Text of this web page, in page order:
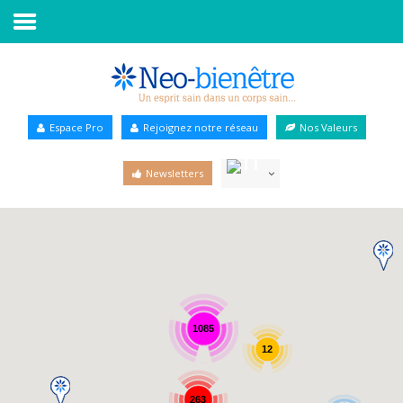
Annuaire Bien-être
Espace Pro Rejoignez notre réseau Nos Valeurs
Newsletters
1085
263
12